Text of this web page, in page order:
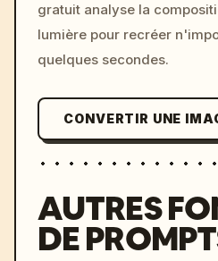
gratuit analyse la
lumière pour recréer
quelques secondes.
CONVERTIR UNE
AUTRES
DE